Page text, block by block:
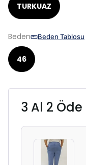
TURKUAZ
Beden Beden Tablosu
46
3 Al 2 Öde